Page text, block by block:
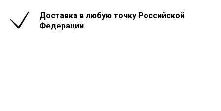
Доставка в любую точку Российской
Федерации